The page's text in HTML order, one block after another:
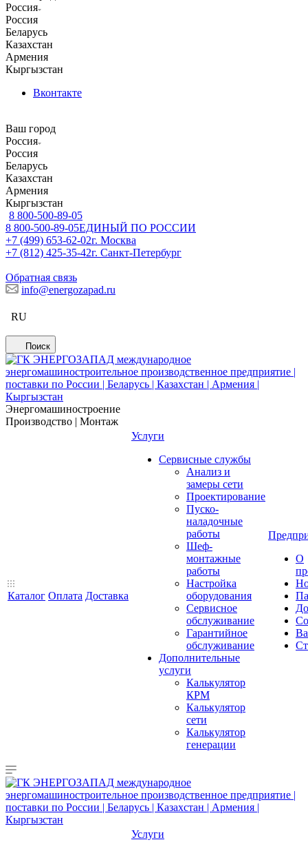
Россия
Россия
Беларусь
Казахстан
Армения
Кыргызстан
Вконтакте
Ваш город
Россия
Россия
Беларусь
Казахстан
Армения
Кыргызстан
8 800-500-89-05
8 800-500-89-05ЕДИНЫЙ ПО РОССИИ
+7 (499) 653-62-02г. Москва
+7 (812) 425-35-42г. Санкт-Петербург
Обратная связь
info@energozapad.ru
RU
Поиск
Энергомашиностроение
Производство | Монтаж
Каталог Оплата Доставка
Услуги
Сервисные службы
Анализ и
замеры сети
Проектирование
Пуско-
наладочные
работы
Шеф-
монтажные
работы
Настройка
оборудования
Сервисное
обслуживание
Гарантийное
обслуживание
Дополнительные
услуги
Калькулятор
КРМ
Калькулятор
сети
Калькулятор
генерации
О
Услуги